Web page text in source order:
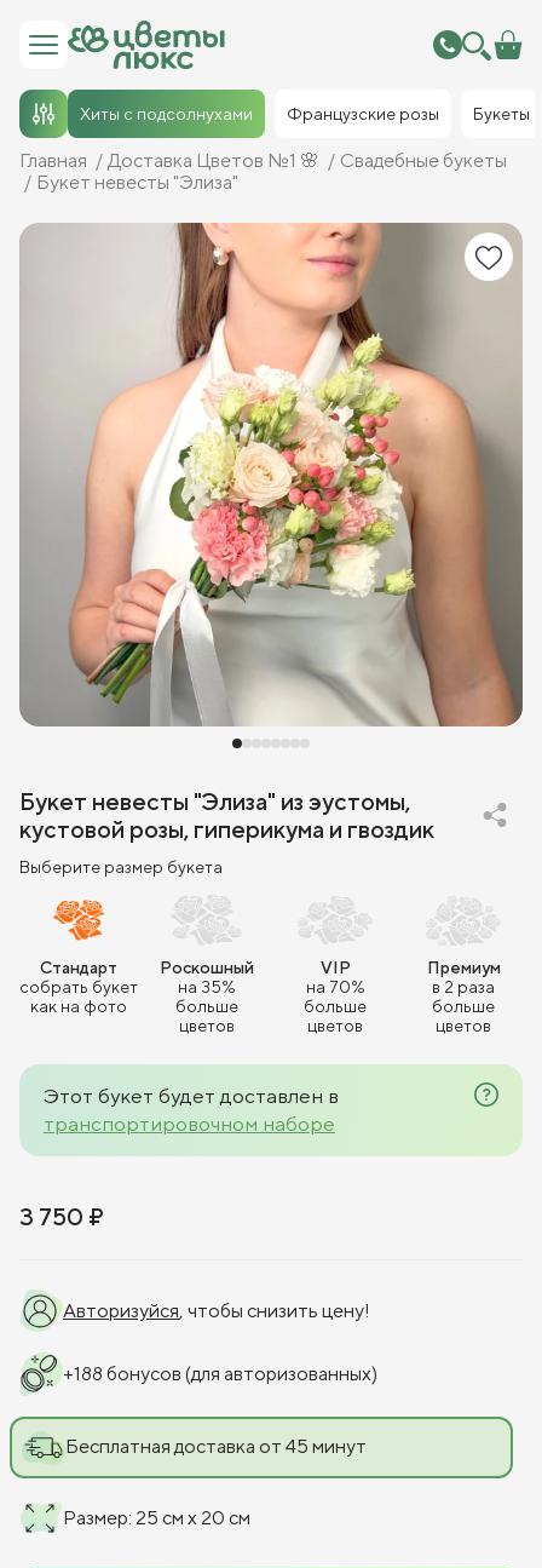
Хиты с подсолнухами Французские розы Букеты
Главная Доставка Цветов №1 🌸
Свадебные букеты
Букет невесты "Элиза"
Букет невесты "Элиза" из эустомы,
кустовой розы, гиперикума и гвоздик
Выберите размер букета
Стандарт
собрать букет
как на фото
Роскошный
на 35%
больше
цветов
VIP
на 70%
больше
цветов
Премиум
в 2 раза
больше
цветов
Этот букет будет доставлен в
транспортировочном наборе
3 750 ₽
Авторизуйся, чтобы снизить цену!
+188 бонусов (для авторизованных)
Бесплатная доставка от 45 минут
Размер: 25 см x 20 см